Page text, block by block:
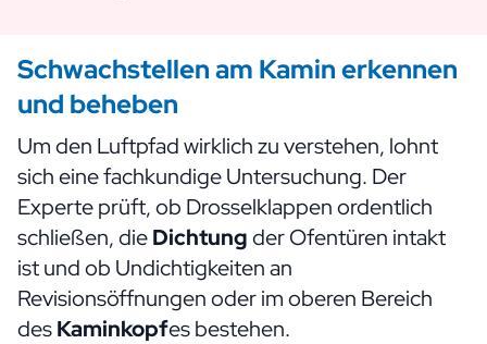
Schwachstellen am Kamin erkennen
und beheben
Um den Luftpfad wirklich zu verstehen, lohnt
sich eine fachkundige Untersuchung. Der
Experte prüft, ob Drosselklappen ordentlich
schließen, dieDichtungder Ofentüren intakt
ist und ob Undichtigkeiten an
Revisionsöffnungen oder im oberen Bereich
desKaminkopfes bestehen.